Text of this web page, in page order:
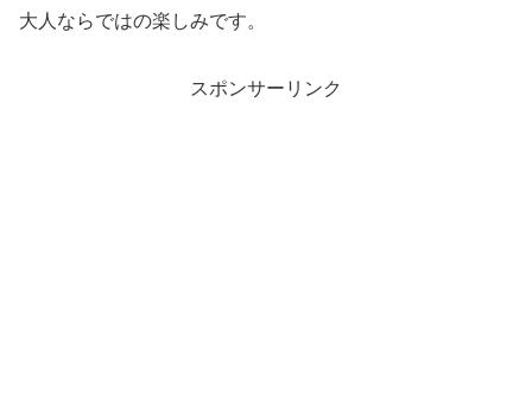
大人ならではの楽しみです。
スポンサーリンク